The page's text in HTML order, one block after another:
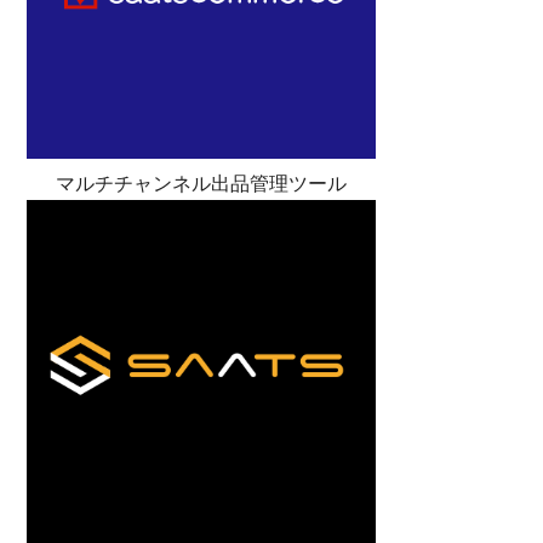
マルチチャンネル出品管理ツール